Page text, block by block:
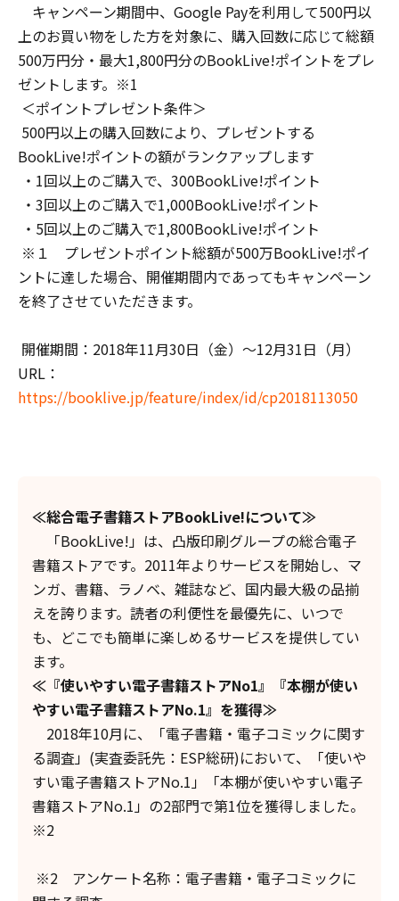
キャンペーン期間中、Google Payを利用して500円以
上のお買い物をした方を対象に、購入回数に応じて総額
500万円分・最大1,800円分のBookLive!ポイントをプレ
ゼントします。※1
＜ポイントプレゼント条件＞
500円以上の購入回数により、プレゼントする
BookLive!ポイントの額がランクアップします
・1回以上のご購入で、300BookLive!ポイント
・3回以上のご購入で1,000BookLive!ポイント
・5回以上のご購入で1,800BookLive!ポイント
※１ プレゼントポイント総額が500万BookLive!ポイ
ントに達した場合、開催期間内であってもキャンペーン
を終了させていただきます。
開催期間：2018年11月30日（金）～12月31日（月）
URL：
https://booklive.jp/feature/index/id/cp2018113050
≪総合電子書籍ストアBookLive!について≫
「BookLive!」は、凸版印刷グループの総合電子
書籍ストアです。2011年よりサービスを開始し、マ
ンガ、書籍、ラノベ、雑誌など、国内最大級の品揃
えを誇ります。読者の利便性を最優先に、いつで
も、どこでも簡単に楽しめるサービスを提供してい
ます。
≪『使いやすい電子書籍ストアNo1』『本棚が使い
やすい電子書籍ストアNo.1』を獲得≫
2018年10月に、「電子書籍・電子コミックに関す
る調査」(実査委託先：ESP総研)において、「使いや
すい電子書籍ストアNo.1」「本棚が使いやすい電子
書籍ストアNo.1」の2部門で第1位を獲得しました。
※2
※2 アンケート名称：電子書籍・電子コミックに